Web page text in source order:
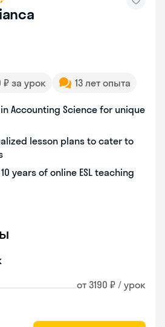
₽ за урок 13 лет опыта
Accounting Science for unique
lesson plans to cater to
years of online ESL teaching
от 3190 ₽ / урок